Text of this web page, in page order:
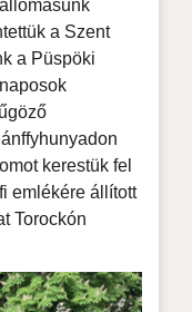
a Szent
a Püspöki
kerestük fel
emlékére állított
Torockón